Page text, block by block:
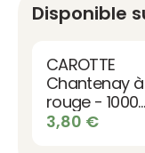
Disponible
CAROTTE
Chantenay
rouge - 1000
graines bio
3,80 €